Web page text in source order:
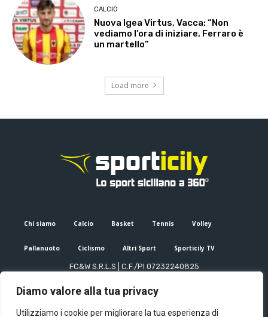
Diamo valore alla tua privacy
Utilizziamo i cookie per migliorare la tua esperienza di
CALCIO
Nuova Igea Virtus, Vacca: “Non
vediamo l’ora di iniziare, Ferraro è
un martello”
Load more
Chi siamo Calcio Basket Tennis Volley
Pallanuoto Ciclismo Altri Sport Sporticily TV
FC&W S.R.L.S | C.F./PI 07232240825
Editore e direttore responsabile: Francesco Cammuca | Registro
Mail: info@sporticily.it| Telefono:+39 371 788 7216